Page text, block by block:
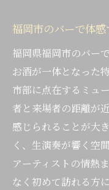
生演奏バー
と時
ライブバー
近さ
福岡生演奏
ミュージッ
福岡市で見つ
福岡市のバーで体
福岡県福岡市のバー
お酒が一体となった
市部に点在するミュ
者と来場者の距離が
感じられることが大
く、生演奏が響く空
アーティストの情熱
なく初めて訪れる方